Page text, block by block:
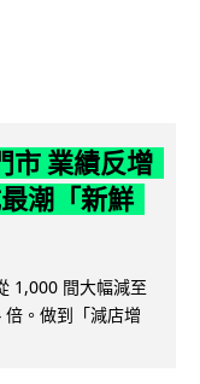
市 業績反增
潮「新鮮
1,000 間大幅減至
。做到「減店增